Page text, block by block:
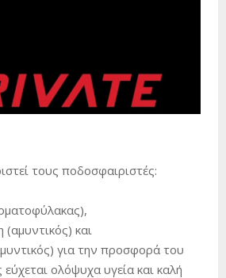
τους ποδοσφαιριστές:
και
για την προσφορά του
ολόψυχα υγεία και καλή